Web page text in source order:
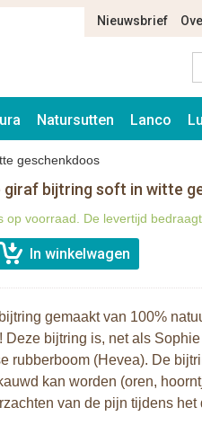
Nieuwsbrief
Natursutten Lanco
geschenkdoos
giraf bijtring soft in witte
op voorraad. De levertijd
gemaakt van 100%
Deze bijtring is, net als
rubberboom (Hevea). De
kan worden (oren,
van de pijn tijdens